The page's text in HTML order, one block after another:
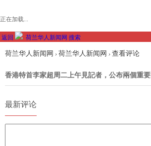
正在加载...
返回 荷兰华人新闻网 搜索
荷兰华人新闻网 › 荷兰华人新闻网 › 查看评论
香港特首李家超周二上午見記者，公布兩個重
最新评论